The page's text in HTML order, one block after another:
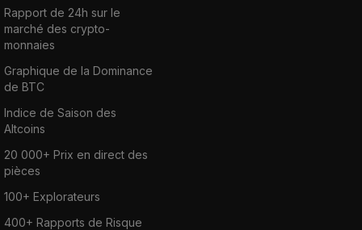
Rapport de 24h sur le
marché des crypto-
monnaies
Graphique de la Dominance
de BTC
Indice de Saison des
Altcoins
20 000+ Prix en direct des
pièces
100+ Explorateurs
400+ Rapports de Risque